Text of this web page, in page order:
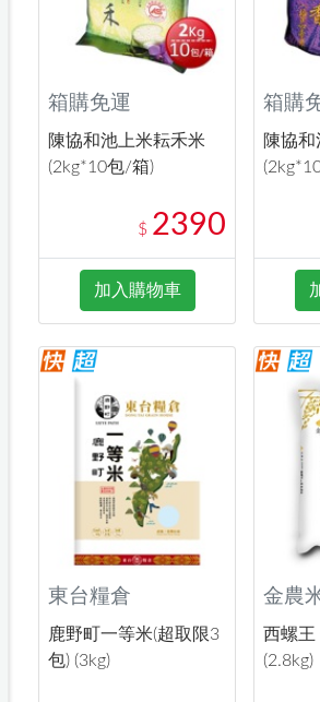
箱購免運
陳協和池上米耘禾米
(2kg*10包/箱)
$ 2390
加入購物車
箱購
陳協
東台糧倉
鹿野町一等米(超取限3
包) (3kg)
金農
西螺王
(2.8kg)